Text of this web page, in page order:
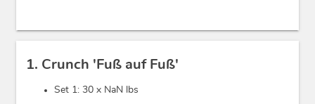
1. Crunch 'Fuß auf Fuß'
Set 1: 30 x NaN lbs